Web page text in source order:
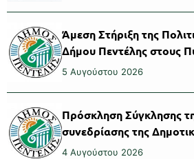
Άμεση Στήριξη της
Δήμου Πεντέλης στους
5 Αυγούστου 2026
Πρόσκληση Σύγκλησης
συνεδρίασης της
4 Αυγούστου 2026